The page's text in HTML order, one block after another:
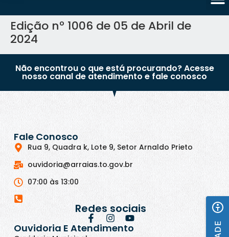
Edição nº 1006 de 05 de Abril de
2024
Não encontrou o que está procurando? Acesse
nosso canal de atendimento e fale conosco
Fale Conosco
Rua 9, Quadra k, Lote 9, Setor Arnaldo Prieto
ouvidoria@arraias.to.gov.br
07:00 às 13:00
Redes sociais
Ouvidoria E Atendimento